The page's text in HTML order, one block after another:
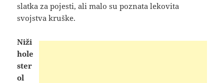
slatka za pojesti, ali malo su poznata lekovita
svojstva kruške.
Niži
hole
ster
ol